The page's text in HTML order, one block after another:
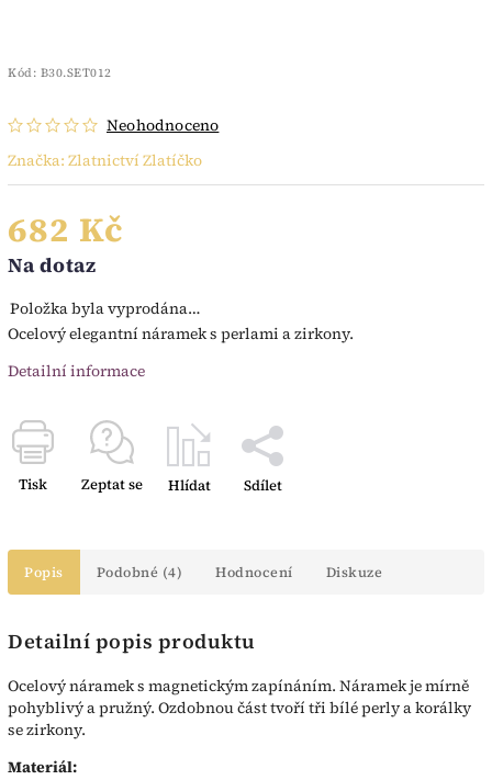
Kód: B30.SET012
Neohodnoceno
Značka: Zlatnictví Zlatíčko
682 Kč
Na dotaz
Položka byla vyprodána…
Ocelový elegantní náramek s perlami a zirkony.
Detailní informace
Tisk Zeptat se Hlídat Sdílet
Popis Podobné (4) Hodnocení Diskuze
Detailní popis produktu
Ocelový náramek s magnetickým zapínáním. Náramek je mírně
pohyblivý a pružný. Ozdobnou část tvoří tři bílé perly a korálky
se zirkony.
Materiál: